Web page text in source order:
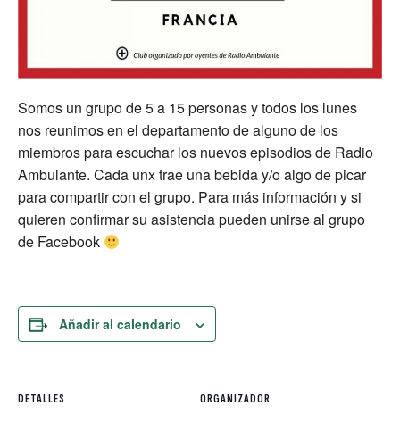
Somos un grupo de 5 a 15 personas y todos los lunes
nos reunimos en el departamento de alguno de los
miembros para escuchar los nuevos episodios de Radio
Ambulante. Cada unx trae una bebida y/o algo de picar
para compartir con el grupo. Para más información y si
quieren confirmar su asistencia pueden unirse al grupo
de Facebook
Añadir al calendario
DETALLES ORGANIZADOR